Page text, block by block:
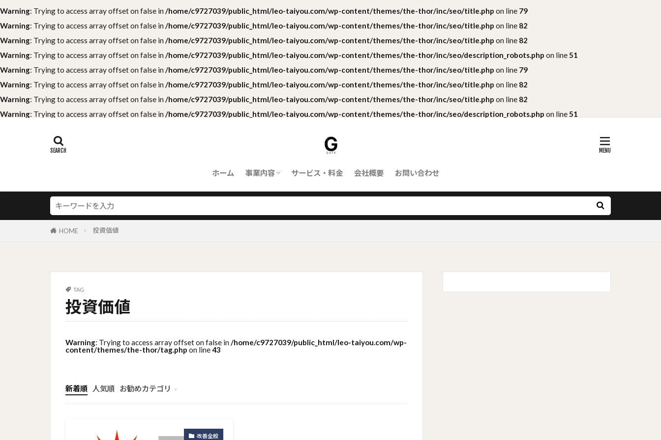
Warning: Trying to access array offset on false in/home/c9727039/public_html/leo-taiyou.com/wp-content/themes/the-thor/inc/seo/title.php on line 79
Warning: Trying to access array offset on false in/home/c9727039/public_html/leo-taiyou.com/wp-content/themes/the-thor/inc/seo/title.php on line 82
Warning: Trying to access array offset on false in/home/c9727039/public_html/leo-taiyou.com/wp-content/themes/the-thor/inc/seo/title.php on line 82
Warning: Trying to access array offset on false in/home/c9727039/public_html/leo-taiyou.com/wp-content/themes/the-thor/inc/seo/description_robots.php on line51
Warning: Trying to access array offset on false in/home/c9727039/public_html/leo-taiyou.com/wp-content/themes/the-thor/inc/seo/title.php on line 79
Warning: Trying to access array offset on false in/home/c9727039/public_html/leo-taiyou.com/wp-content/themes/the-thor/inc/seo/title.php on line 82
Warning: Trying to access array offset on false in/home/c9727039/public_html/leo-taiyou.com/wp-content/themes/the-thor/inc/seo/title.php on line 82
Warning: Trying to access array offset on false in/home/c9727039/public_html/leo-taiyou.com/wp-content/themes/the-thor/inc/seo/description_robots.php on line51
ホーム 事業内容
ORBIT｜対応業務
ORBITとは
サービス・料金 会社概要 お問い合わせ
HOME 投資価値
TAG
投資価値
Warning: Trying to access array offset on false in/home/c9727039/public_html/leo-taiyou.com/wp-
content/themes/the-thor/tag.php on line43
新着順 人気順
お勧めカテゴリ
トップメニュー
ソーシャルリンクメニュー
コンサルタント
改善全般